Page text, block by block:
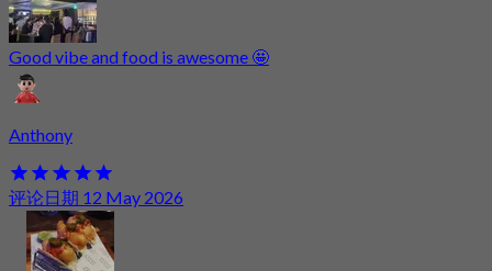
Good vibe and food is awesome 🤩
Anthony
评论日期 12 May 2026